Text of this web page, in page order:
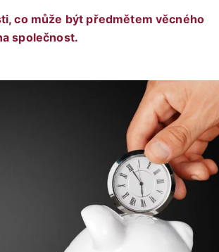
co může být předmětem věcného
společnost.